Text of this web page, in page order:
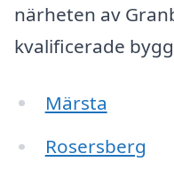
närheten av
kvalificerade
Märsta
Rosersberg